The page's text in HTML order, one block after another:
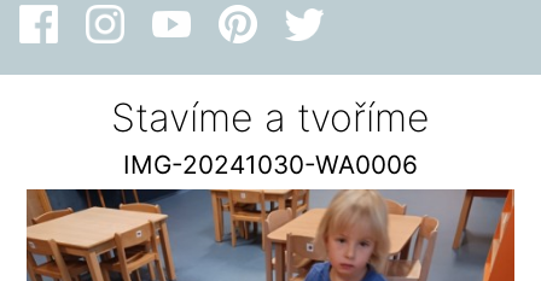
Stavíme a tvoříme
IMG-20241030-WA0006